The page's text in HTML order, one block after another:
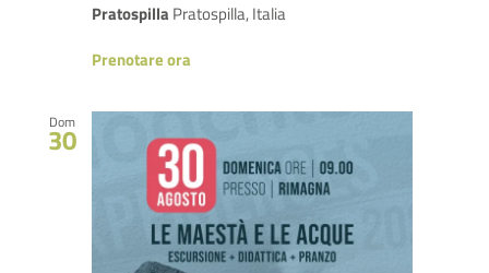
Pratospilla Pratospilla, Italia
Prenotare ora
Dom
30